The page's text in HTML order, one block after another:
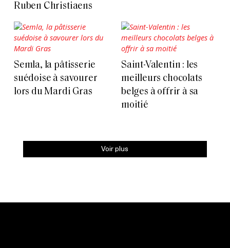
Ruben Christiaens
Semla, la pâtisserie
suédoise à savourer
lors du Mardi Gras
Saint-Valentin : les
meilleurs chocolats
belges à offrir à sa
moitié
Voir plus